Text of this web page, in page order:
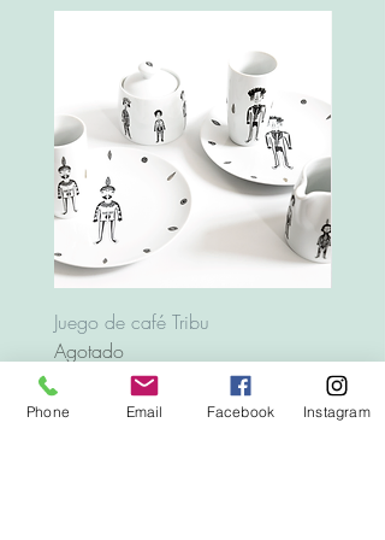
Juego de café Tribu
Agotado
12,00
Phone Email Facebook Instagram